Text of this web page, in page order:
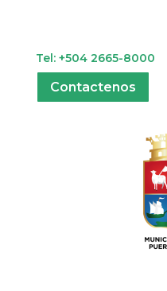
Tel: +504 2665-8000
Contactenos